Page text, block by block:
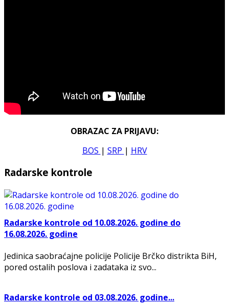
OBRAZAC ZA PRIJAVU:
BOS | SRP | HRV
Radarske kontrole
Radarske kontrole od 10.08.2026. godine do
16.08.2026. godine
Jedinica saobraćajne policije Policije Brčko distrikta BiH,
pored ostalih poslova i zadataka iz svo...
Radarske kontrole od 03.08.2026. godine...